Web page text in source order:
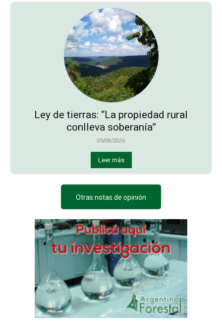
Ley de tierras: “La propiedad rural
conlleva soberanía”
05/08/2026
Leer más
Otras notas de opinión